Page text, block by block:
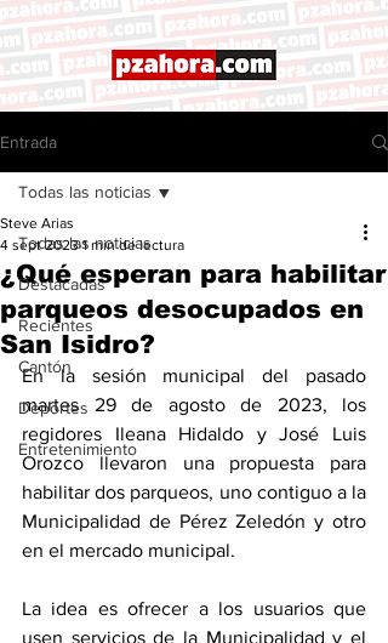
Entrada
Todas las noticias
Destacadas
Recientes
Cantón
Deportes
Entretenimiento
Todas las noticias
¿Qué esperan para habilitar
parqueos desocupados en
San Isidro?
Steve Arias
4 sept 2023 1 min de lectura
En la sesión municipal del pasado
martes 29 de agosto de 2023, los
regidores Ileana Hidaldo y José Luis
Orozco llevaron una propuesta para
habilitar dos parqueos, uno contiguo a la
Municipalidad de Pérez Zeledón y otro
en el mercado municipal.
La idea es ofrecer a los usuarios que
usen servicios de la Municipalidad y el